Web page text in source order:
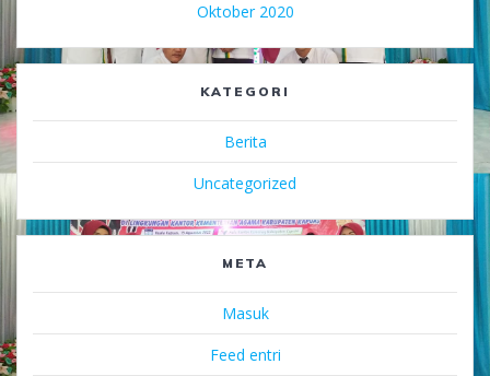
Oktober 2020
KATEGORI
Berita
Uncategorized
META
Masuk
Feed entri